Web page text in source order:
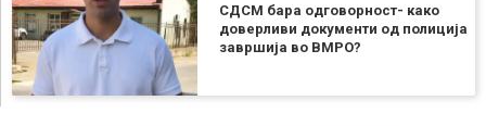
СДСМ бара одговорност- како
доверливи документи од полиција
завршија во ВМРО?